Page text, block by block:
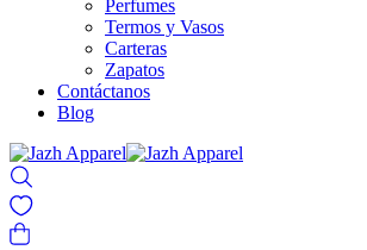
Perfumes
Termos y Vasos
Carteras
Zapatos
Contáctanos
Blog